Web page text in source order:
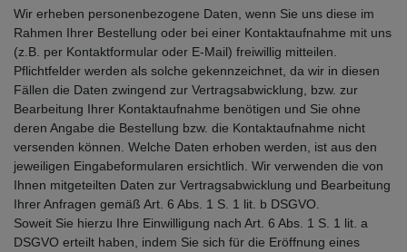
Wir erheben personenbezogene Daten, wenn Sie uns diese im
Rahmen Ihrer Bestellung oder bei einer Kontaktaufnahme mit uns
(z.B. per Kontaktformular oder E-Mail) freiwillig mitteilen.
Pflichtfelder werden als solche gekennzeichnet, da wir in diesen
Fällen die Daten zwingend zur Vertragsabwicklung, bzw. zur
Bearbeitung Ihrer Kontaktaufnahme benötigen und Sie ohne
deren Angabe die Bestellung bzw. die Kontaktaufnahme nicht
versenden können. Welche Daten erhoben werden, ist aus den
jeweiligen Eingabeformularen ersichtlich. Wir verwenden die von
Ihnen mitgeteilten Daten zur Vertragsabwicklung und Bearbeitung
Ihrer Anfragen gemäß Art. 6 Abs. 1 S. 1 lit. b DSGVO.
Soweit Sie hierzu Ihre Einwilligung nach Art. 6 Abs. 1 S. 1 lit. a
DSGVO erteilt haben, indem Sie sich für die Eröffnung eines